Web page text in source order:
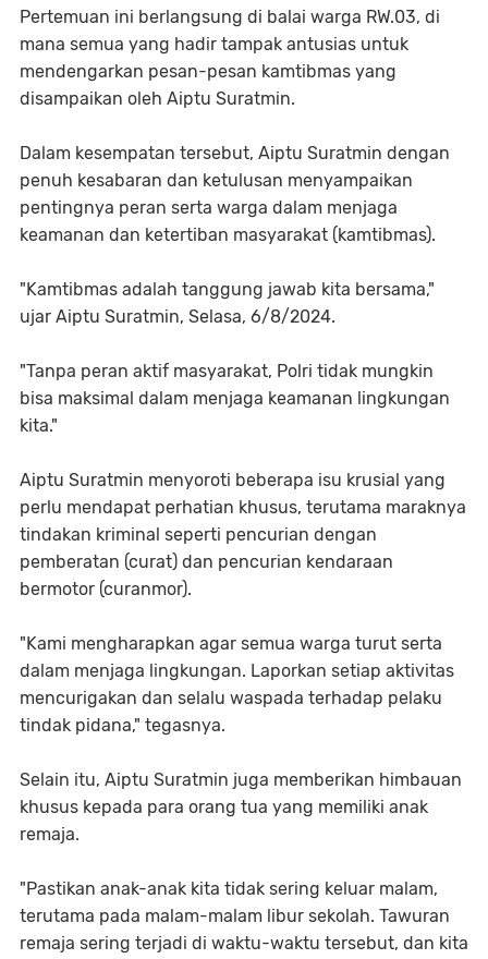
Pertemuan ini berlangsung di balai warga RW.03, di
mana semua yang hadir tampak antusias untuk
mendengarkan pesan-pesan kamtibmas yang
disampaikan oleh Aiptu Suratmin.
Dalam kesempatan tersebut, Aiptu Suratmin dengan
penuh kesabaran dan ketulusan menyampaikan
pentingnya peran serta warga dalam menjaga
keamanan dan ketertiban masyarakat (kamtibmas).
"Kamtibmas adalah tanggung jawab kita bersama,"
ujar Aiptu Suratmin, Selasa, 6/8/2024.
"Tanpa peran aktif masyarakat, Polri tidak mungkin
bisa maksimal dalam menjaga keamanan lingkungan
kita."
Aiptu Suratmin menyoroti beberapa isu krusial yang
perlu mendapat perhatian khusus, terutama maraknya
tindakan kriminal seperti pencurian dengan
pemberatan (curat) dan pencurian kendaraan
bermotor (curanmor).
"Kami mengharapkan agar semua warga turut serta
dalam menjaga lingkungan. Laporkan setiap aktivitas
mencurigakan dan selalu waspada terhadap pelaku
tindak pidana," tegasnya.
Selain itu, Aiptu Suratmin juga memberikan himbauan
khusus kepada para orang tua yang memiliki anak
remaja.
"Pastikan anak-anak kita tidak sering keluar malam,
terutama pada malam-malam libur sekolah. Tawuran
remaja sering terjadi di waktu-waktu tersebut, dan kita